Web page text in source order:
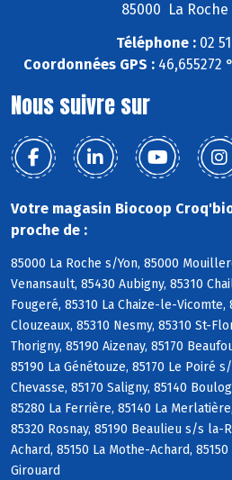
85000 La Roche
Téléphone :02
Coordonnées GPS :46,655272
Nous suivre sur
Votre magasin Biocoop
proche de :
85000 La Roche s/Yon, 85000
Venansault, 85430 Aubigny, 85310
Fougeré, 85310 La Chaize-le-Vicomte,
Clouzeaux, 85310 Nesmy, 85310 St-
Thorigny, 85190 Aizenay, 85170
85190 La Génétouze, 85170 Le Poiré
Chevasse, 85170 Saligny, 85140
85280 La Ferrière, 85140 La
85320 Rosnay, 85190 Beaulieu s/s la-
Achard, 85150 La Mothe-Achard,
Girouard